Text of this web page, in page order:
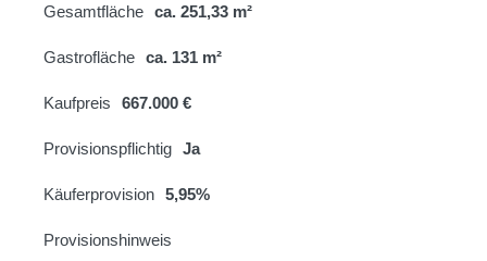
Gesamtfläche ca. 251,33 m²
Gastrofläche ca. 131 m²
Kaufpreis 667.000 €
Provisionspflichtig Ja
Käuferprovision 5,95%
Provisionshinweis